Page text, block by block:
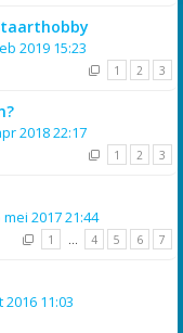
2019 15:23
1 2 3
2018 22:17
1 2 3
mei 2017 21:44
1 … 4 5 6 7
2016 11:03